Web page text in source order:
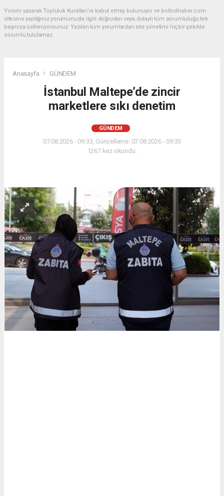
Yorum yazarak Topluluk Kuralları’nı kabul etmiş bulunuyor ve bolbolhaber.com
sitesine yaptığınız yorumunuzla ilgili doğrudan veya dolaylı tüm sorumluluğu tek
başınıza üstleniyorsunuz. Yazılan tüm yorumlardan site yönetimi hiçbir şekilde
sorumlu tutulamaz.
Anasayfa GÜNDEM
İstanbul Maltepe’de zincir
marketlere sıkı denetim
GÜNDEM
07.08.2026 - 09:33, Güncelleme: 07.08.2026 - 09:33
1267 kez okundu.